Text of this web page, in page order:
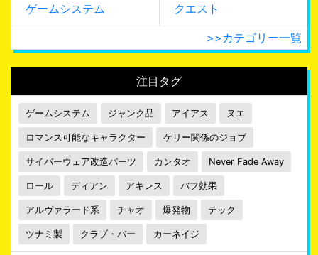
ゲームシステム クエスト
>>カテゴリー一覧
注目タグ
ゲームシステム ジャンク品 アイアス ヌエ
ロマンス可能なキャラクター ケリー関係のジョブ
サイバーウェア改造パーツ カンタオ Never Fade Away
ロール ディアン アキレス バフ効果
アルヴァラード系 チャオ 爆発物 テック
ツナミ製 クラブ・バー カーネイジ